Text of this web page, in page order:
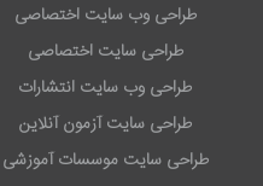
طراحی وب سایت اختصاصی
طراحی سایت اختصاصی
طراحی وب سایت انتشارات
طراحی سایت آزمون آنلاین
طراحی سایت موسسات آموزشی